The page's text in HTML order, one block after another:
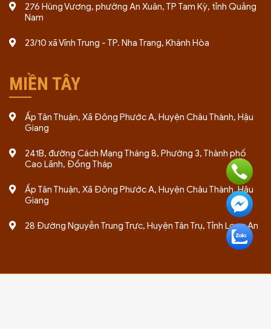
276 Hùng Vương, phường An Xuân, TP Tam Kỳ, tỉnh Quảng
Nam
23/10 xã Vĩnh Trung - TP. Nha Trang, Khánh Hòa
MIỀN TÂY
Ấp Tân Thuận, Xã Đông Phước A, Huyện Châu Thành, Hậu
Giang
241B, đường Cách Mạng Tháng 8, Phường 3, Thành phố
Cao Lãnh, Đồng Tháp
Ấp Tân Thuận, Xã Đông Phước A, Huyện Châu Thành, Hậu
Giang
28 Đường Nguyễn Trung Trực, Huyện Tân Trụ, Tỉnh Long An